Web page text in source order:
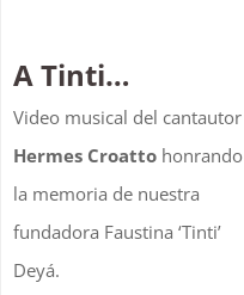
A Tinti…
Video musical del cantautor
Hermes Croatto honrando
la memoria de nuestra
fundadora Faustina ‘Tinti’
Deyá.